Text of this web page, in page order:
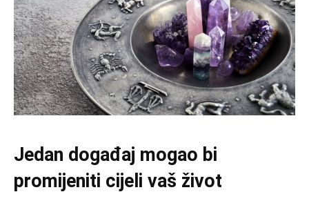
Jedan događaj mogao bi
promijeniti cijeli vaš život